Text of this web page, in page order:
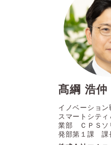
髙綱 浩仲
イノベーショ
スマートシテ
業部 ＣＰＳソ
発部第１課 課